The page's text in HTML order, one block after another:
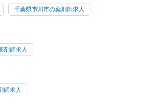
千葉県市川市の薬剤師求人
剤師求人
師求人